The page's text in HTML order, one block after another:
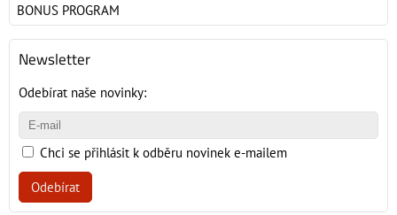
BONUS PROGRAM
Newsletter
Odebírat naše novinky:
Chci se přihlásit k odběru novinek e-mailem
Odebírat